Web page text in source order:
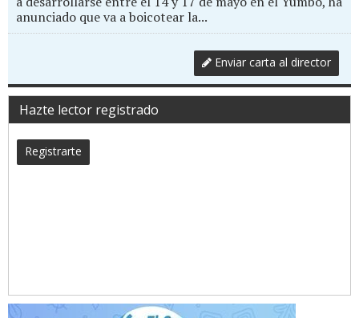
anunciado que va a boicotear la...
Enviar carta al director
Hazte lector registrado
Registrarte